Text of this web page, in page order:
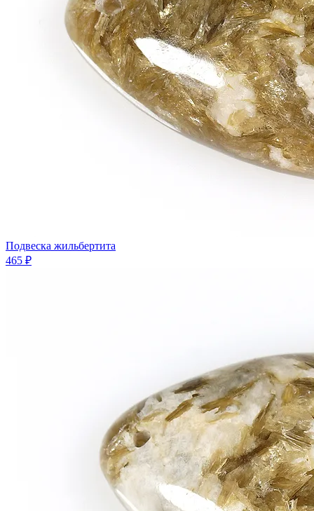
Подвеска жильбертита
465 ₽